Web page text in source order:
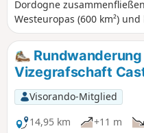
Dordogne
Westeuropas (600 km²)
Umwelt die am besten
Weinbergen des Médoc
Flussmündung beherbergt
unbewohnte Inseln, die
Vizegrafschaft
Visorando-Mitglied
14,95 km
+11 m